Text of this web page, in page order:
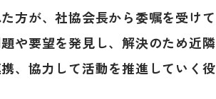
方が、社協会長から委嘱を受けて
や要望を発見し、解決のため近隣
、協力して活動を推進していく役